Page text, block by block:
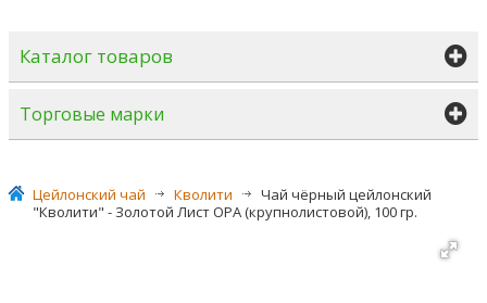
Каталог товаров
Торговые марки
Цейлонский чай >
Кволити >
Чай чёрный цейлонский
"Кволити" - Золотой Лист OPА (крупнолистовой), 100 гр.